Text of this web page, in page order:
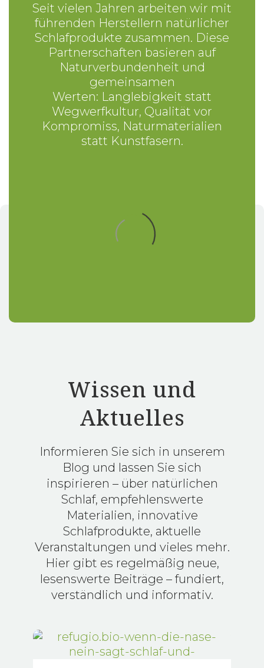
Seit vielen Jahren arbeiten wir mit
führenden Herstellern natürlicher
Schlafprodukte zusammen. Diese
Partnerschaften basieren auf
Naturverbundenheit und
gemeinsamen
Werten: Langlebigkeit statt
Wegwerfkultur, Qualität vor
Kompromiss, Naturmaterialien
statt Kunstfasern.
Wissen und
Aktuelles
Informieren Sie sich in unserem
Blog und lassen Sie sich
inspirieren – über natürlichen
Schlaf, empfehlenswerte
Materialien, innovative
Schlafprodukte, aktuelle
Veranstaltungen und vieles mehr.
Hier gibt es regelmäßig neue,
lesenswerte Beiträge – fundiert,
verständlich und informativ.